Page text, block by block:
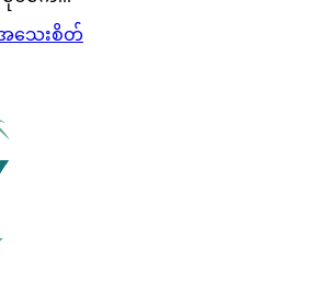
သေးစိတ်